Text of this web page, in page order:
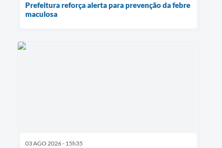
Prefeitura reforça alerta para prevenção da febre
maculosa
03 AGO 2026 - 15h35